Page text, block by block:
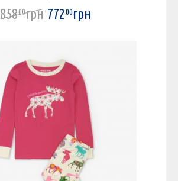
85800грн 77200грн